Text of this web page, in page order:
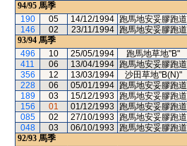
94/95 馬季
190
05 14/12/1994 跑馬地安妥膠跑道
146
02 23/11/1994 跑馬地安妥膠跑道
93/94 馬季
496
10 25/05/1994 跑馬地草地"B"
411
06 13/04/1994 跑馬地安妥膠跑道
356
12 13/03/1994 沙田草地"B(N)"
228
06 05/01/1994 跑馬地安妥膠跑道
189
03 15/12/1993 跑馬地安妥膠跑道
156
01 01/12/1993 跑馬地安妥膠跑道
085
02 27/10/1993 跑馬地安妥膠跑道
048
03 06/10/1993 跑馬地安妥膠跑道
92/93 馬季